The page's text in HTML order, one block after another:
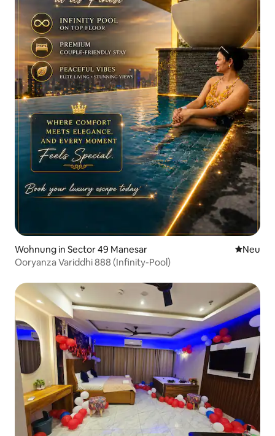
Wohnung in Sector 49 Manesar Neue
Neu
Ooryanza Variddhi 888 (Infinity-Pool)